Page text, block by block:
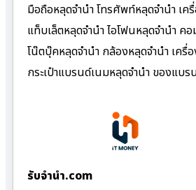
มือถือหลุดจำนำ โทรศัพท์หลุดจำนำ เค
แท็บเล็ตหลุดจำนำ ไอโฟนหลุดจำนำ ค
โน๊ตบุ๊คหลุดจำนำ กล้องหลุดจำนำ เครื่
กระเป๋าแบรนด์เนมหลุดจำนำ ของแบ
รับจํานํา.com